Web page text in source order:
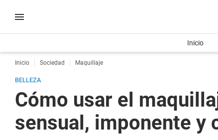
Inicio
Inicio Sociedad Maquillaje
BELLEZA
Cómo usar el
sensual, imponente y